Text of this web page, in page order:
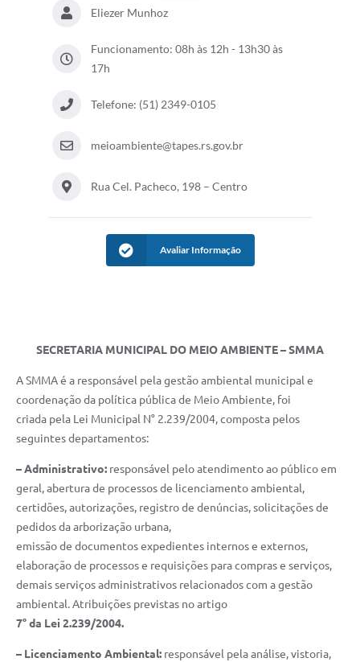
Galeria de Fotos
Audiências Públicas
Arquivos para Download
Links
Serviços Online
Telefones Úteis
Enquete
Agenda
Diário Oficial
Cidadão
Eliezer Munhoz
Funcionamento: 08h às 12h - 13h30 às
17h
Telefone: (51) 2349-0105
meioambiente@tapes.rs.gov.br
Rua Cel. Pacheco, 198 – Centro
Avaliar Informação
SECRETARIA MUNICIPAL DO MEIO AMBIENTE – SMMA
A SMMA é a responsável pela gestão ambiental municipal e
coordenação da política pública de Meio Ambiente, foi
criada pela Lei Municipal N° 2.239/2004, composta pelos
seguintes departamentos:
– Administrativo: responsável pelo atendimento ao público em
geral, abertura de processos de licenciamento ambiental,
certidões, autorizações, registro de denúncias, solicitações de
pedidos da arborização urbana,
emissão de documentos expedientes internos e externos,
elaboração de processos e requisições para compras e serviços,
demais serviços administrativos relacionados com a gestão
ambiental. Atribuições previstas no artigo
7° da Lei 2.239/2004.
– Licenciamento Ambiental: responsável pela análise, vistoria,